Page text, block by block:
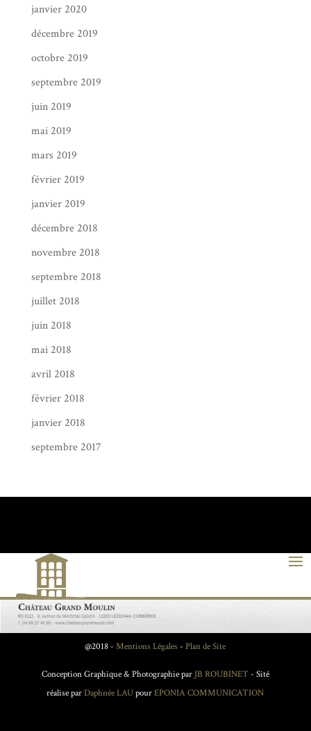
janvier 2020
décembre 2019
octobre 2019
septembre 2019
juin 2019
mai 2019
mars 2019
février 2019
janvier 2019
décembre 2018
novembre 2018
septembre 2018
juillet 2018
juin 2018
mai 2018
avril 2018
février 2018
janvier 2018
septembre 2017
@2018 - Mentions Légales - Plan de Site
Conception Graphique & Photographie par JB ROUBINET - Sité
réalise parDaphnée LAUpourEPONIA COMMUNICATION